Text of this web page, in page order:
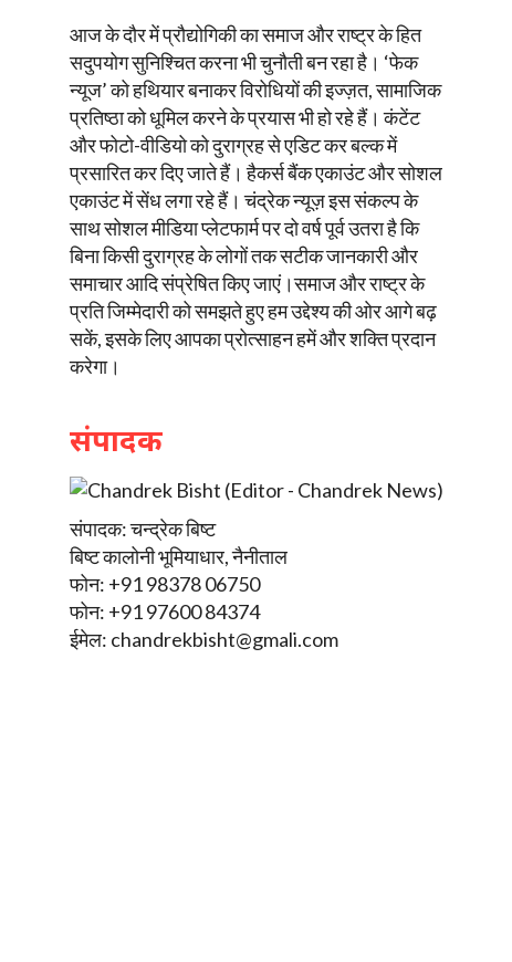
आज के दौर में प्रौद्योगिकी का समाज और राष्ट्र के हित
सदुपयोग सुनिश्चित करना भी चुनौती बन रहा है। ‘फेक
न्यूज’ को हथियार बनाकर विरोधियों की इज्ज़त, सामाजिक
प्रतिष्ठा को धूमिल करने के प्रयास भी हो रहे हैं। कंटेंट
और फोटो-वीडियो को दुराग्रह से एडिट कर बल्क में
प्रसारित कर दिए जाते हैं। हैकर्स बैंक एकाउंट और सोशल
एकाउंट में सेंध लगा रहे हैं। चंद्रेक न्यूज़ इस संकल्प के
साथ सोशल मीडिया प्लेटफार्म पर दो वर्ष पूर्व उतरा है कि
बिना किसी दुराग्रह के लोगों तक सटीक जानकारी और
समाचार आदि संप्रेषित किए जाएं।समाज और राष्ट्र के
प्रति जिम्मेदारी को समझते हुए हम उद्देश्य की ओर आगे बढ़
सकें, इसके लिए आपका प्रोत्साहन हमें और शक्ति प्रदान
करेगा।
संपादक
संपादक: चन्द्रेक बिष्ट
बिष्ट कालोनी भूमियाधार, नैनीताल
फोन: +91 98378 06750
फोन: +91 97600 84374
ईमेल: chandrekbisht@gmali.com